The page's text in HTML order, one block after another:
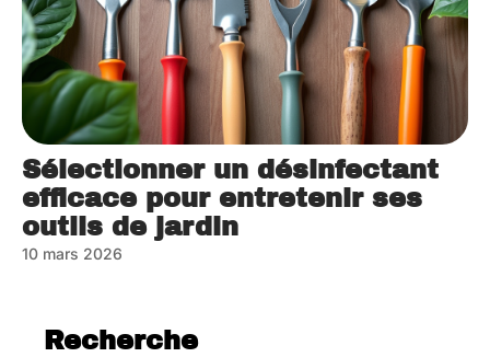
Sélectionner un désinfectant
efficace pour entretenir ses
outils de jardin
10 mars 2026
Recherche